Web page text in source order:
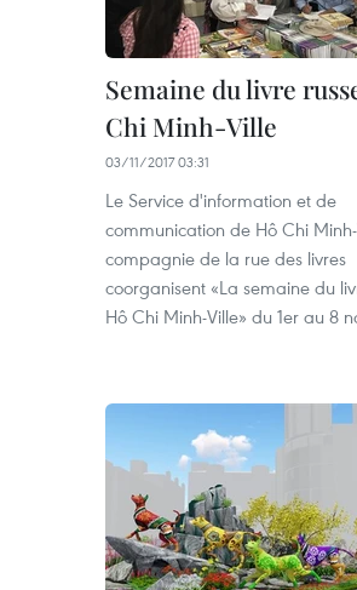
Semaine du livre
Chi Minh-Ville
03/11/2017 03:31
Le Service d'information et de
communication de Hô Chi
compagnie de la rue des livres
coorganisent «La semaine du
Hô Chi Minh-Ville» du 1er au 8